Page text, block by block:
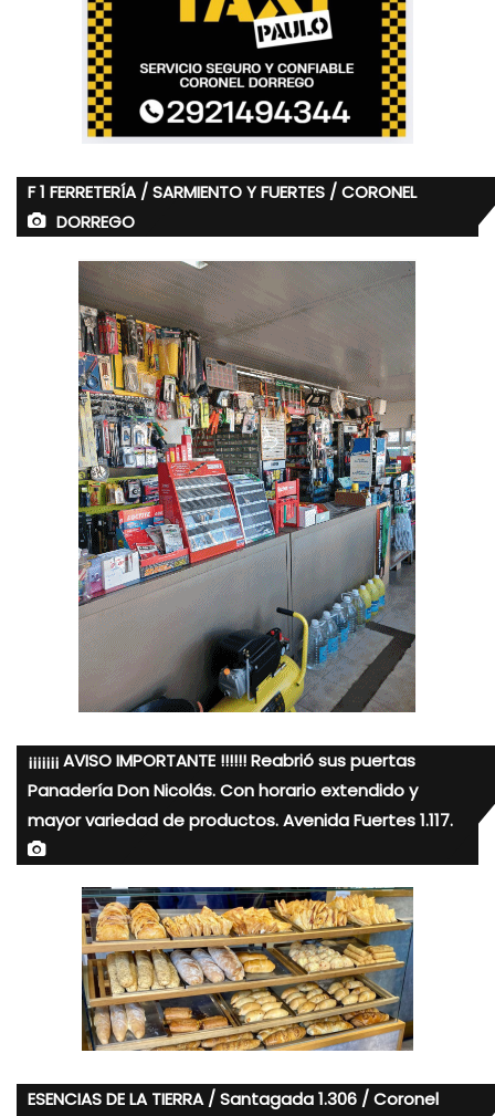
F 1 FERRETERÍA / SARMIENTO Y FUERTES / CORONEL
DORREGO
¡¡¡¡¡¡¡ AVISO IMPORTANTE !!!!!! Reabrió sus puertas
Panadería Don Nicolás. Con horario extendido y
mayor variedad de productos. Avenida Fuertes 1.117.
ESENCIAS DE LA TIERRA / Santagada 1.306 / Coronel